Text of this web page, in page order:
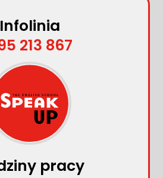
Infolinia
213 867
pracy